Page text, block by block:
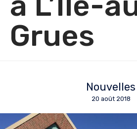
Grues
Nouvelles
20 août 2018